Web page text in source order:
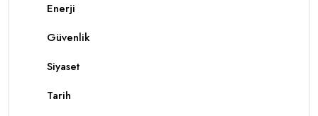
Enerji
Güvenlik
Siyaset
Tarih